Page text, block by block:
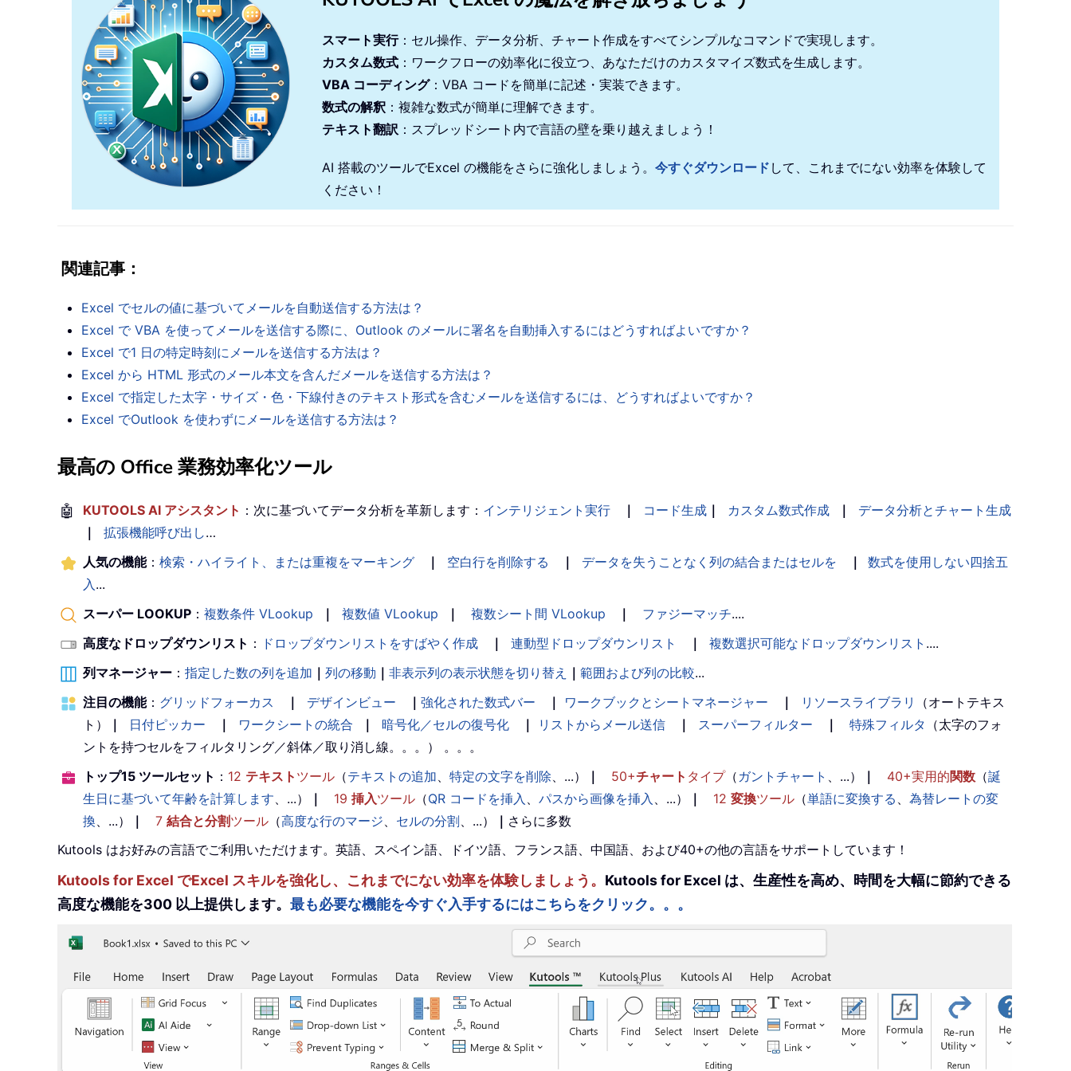
スマート実行：セル操作、データ分析、チャート作成をすべてシンプルなコマンドで実現します。
カスタム数式 ：ワークフローの効率化に役立つ、あなただけのカスタマイズ数式を生成します。
VBA コーディング：VBA コードを簡単に記述・実装できます。
数式の解釈 ：複雑な数式が簡単に理解できます。
テキスト翻訳 ：スプレッドシート内で言語の壁を乗り越えましょう！
AI 搭載のツールでExcel の機能をさらに強化しましょう。 今すぐダウンロード して、これまでにない効率を体験して
ください！
関連記事：
Excel でセルの値に基づいてメールを自動送信する方法は？
Excel で VBA を使ってメールを送信する際に、Outlook のメールに署名を自動挿入するにはどうすればよいですか？
Excel で1 日の特定時刻にメールを送信する方法は？
Excel から HTML 形式のメール本文を含んだメールを送信する方法は？
Excel で指定した太字・サイズ・色・下線付きのテキスト形式を含むメールを送信するには、どうすればよいですか？
Excel でOutlook を使わずにメールを送信する方法は？
最高の Office 業務効率化ツール
🤖 KUTOOLS AI アシスタント ：次に基づいてデータ分析を革新します： インテリジェント実行 ｜ コード生成 ｜ カスタム数式作成 ｜
データ分析とチャート生成
｜
拡張機能呼び出し…
人気の機能： 検索・ハイライト、または重複をマーキング ｜ 空白行を削除する ｜ データを失うことなく列の結合またはセルを ｜
数式を使用しない四捨五
入...
スーパー LOOKUP ： 複数条件 VLookup ｜ 複数値 VLookup ｜ 複数シート間 VLookup ｜ ファジーマッチ....
高度なドロップダウンリスト ： ドロップダウンリストをすばやく作成 ｜ 連動型ドロップダウンリスト ｜ 複数選択可能なドロップダウンリスト ....
列マネージャー ： 指定した数の列を追加 ｜ 列の移動 ｜ 非表示列の表示状態を切り替え ｜ 範囲および列の比較...
注目の機能： グリッドフォーカス ｜ デザインビュー ｜ 強化された数式バー ｜ ワークブックとシートマネージャー ｜ リソースライブラリ
（オートテキス
ト）
｜ 日付ピッカー ｜ ワークシートの統合 ｜ 暗号化／セルの復号化 ｜ リストからメール送信 ｜ スーパーフィルター ｜ 特殊フィルタ （太字のフォ
ントを持つセルをフィルタリング／斜体／取り消し線。。。） 。。。
トップ15 ツールセット ： 12 テキスト ツール （テキストの追加、 特定の文字を削除、...） ｜ 50+チャート タイプ（ ガントチャート 、...） ｜ 40+実用的関数 （誕
生日に基づいて年齢を計算します、...） ｜ 19 挿入ツール （QR コードを挿入 、 パスから画像を挿入 、...） ｜ 12 変換ツール （単語に変換する 、 為替レートの変
換、...） ｜ 7 結合と分割ツール （高度な行のマージ、 セルの分割、...） ｜ さらに多数
Kutools はお好みの言語でご利用いただけます。英語、スペイン語、ドイツ語、フランス語、中国語、および40+の他の言語をサポートしています！
Kutools for Excel でExcel スキルを強化し、これまでにない効率を体験しましょう。 Kutools for Excel は、生産性を高め、時間を大幅に節約できる
高度な機能を300 以上提供します。 最も必要な機能を今すぐ入手するにはこちらをクリック。。。